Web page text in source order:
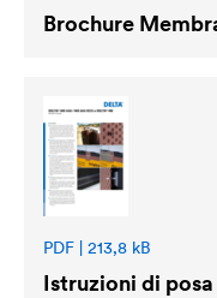
Brochure
PDF | 213,8 kB
Istruzioni di posa